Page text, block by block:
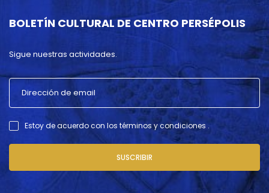
BOLETÍN CULTURAL DE CENTRO PERSÉPOLIS
Sigue nuestras actividades.
Estoy de acuerdo con los términos y condiciones .
SUSCRIBIR